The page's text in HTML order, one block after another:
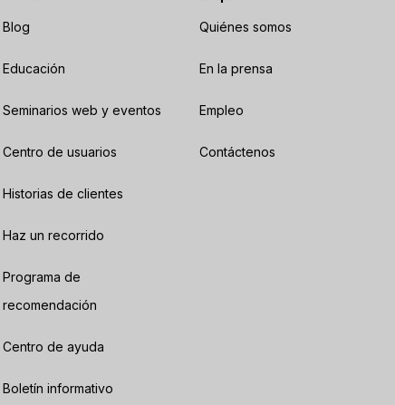
Blog
Educación
Seminarios web y eventos
Centro de usuarios
Historias de clientes
Haz un recorrido
Programa de
recomendación
Centro de ayuda
Boletín informativo
Quiénes somos
En la prensa
Empleo
Contáctenos